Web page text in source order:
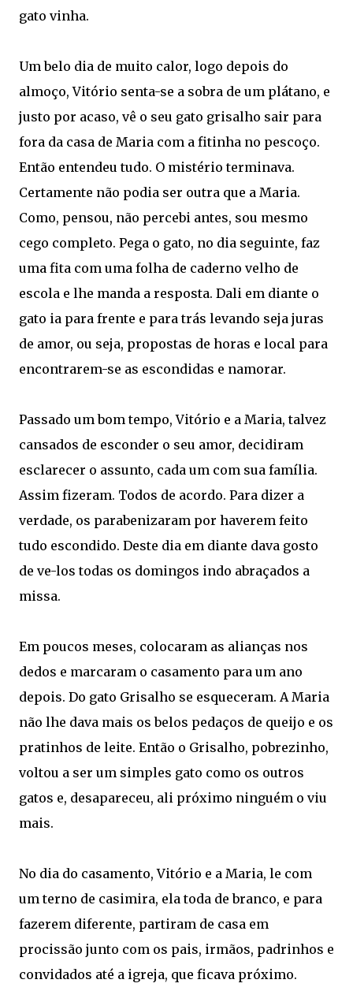
gato vinha.
Um belo dia de muito calor, logo depois do
almoço, Vitório senta-se a sobra de um plátano, e
justo por acaso, vê o seu gato grisalho sair para
fora da casa de Maria com a fitinha no pescoço.
Então entendeu tudo. O mistério terminava.
Certamente não podia ser outra que a Maria.
Como, pensou, não percebi antes, sou mesmo
cego completo. Pega o gato, no dia seguinte, faz
uma fita com uma folha de caderno velho de
escola e lhe manda a resposta. Dali em diante o
gato ia para frente e para trás levando seja juras
de amor, ou seja, propostas de horas e local para
encontrarem-se as escondidas e namorar.
Passado um bom tempo, Vitório e a Maria, talvez
cansados de esconder o seu amor, decidiram
esclarecer o assunto, cada um com sua família.
Assim fizeram. Todos de acordo. Para dizer a
verdade, os parabenizaram por haverem feito
tudo escondido. Deste dia em diante dava gosto
de ve-los todas os domingos indo abraçados a
missa.
Em poucos meses, colocaram as alianças nos
dedos e marcaram o casamento para um ano
depois. Do gato Grisalho se esqueceram. A Maria
não lhe dava mais os belos pedaços de queijo e os
pratinhos de leite. Então o Grisalho, pobrezinho,
voltou a ser um simples gato como os outros
gatos e, desapareceu, ali próximo ninguém o viu
mais.
No dia do casamento, Vitório e a Maria, le com
um terno de casimira, ela toda de branco, e para
fazerem diferente, partiram de casa em
procissão junto com os pais, irmãos, padrinhos e
convidados até a igreja, que ficava próximo.